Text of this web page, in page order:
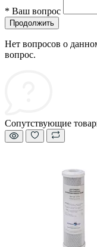
* Ваш вопрос
Продолжить
Нет вопросов о
вопрос.
Сопутствующие